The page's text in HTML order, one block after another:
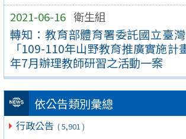
2021-06-16 衛生組
轉知：教育部體育署委託國立臺
「109-110年山野教育推廣實施計
年7月辦理教師研習之活動一案
依公告類別彙總
行政公告 ( 5,901 )